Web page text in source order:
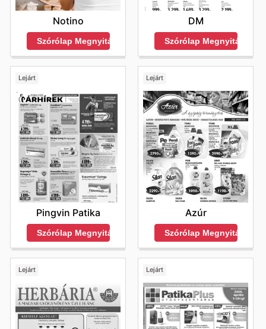
Notino
Szórólap Megnyitása
DM
Szórólap Megnyitása
Lejárt
Pingvin Patika
Szórólap Megnyitása
Lejárt
Azúr
Szórólap Megnyitása
Lejárt Lejárt